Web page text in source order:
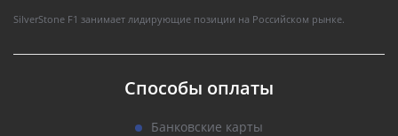
SilverStone F1 занимает лидирующие позиции на Российском рынке.
Способы оплаты
Банковские карты